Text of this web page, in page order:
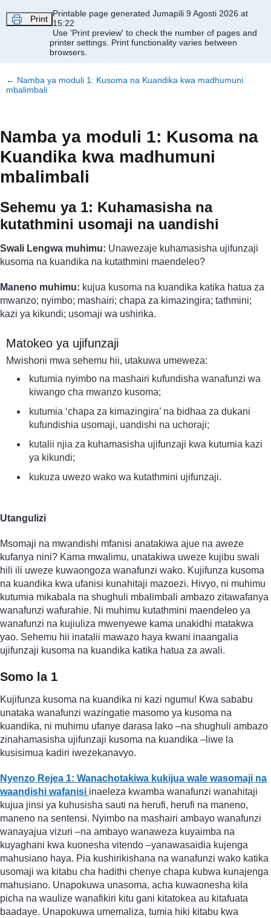
Print
Printable page generated Jumapili 9 Agosti 2026 at
15:22
Use 'Print preview' to check the number of pages and
printer settings. Print functionality varies between
browsers.
← Namba ya moduli 1: Kusoma na Kuandika kwa madhumuni
mbalimbali
Namba ya moduli 1: Kusoma na
Kuandika kwa madhumuni
mbalimbali
Sehemu ya 1: Kuhamasisha na
kutathmini usomaji na uandishi
Swali Lengwa muhimu: Unawezaje kuhamasisha ujifunzaji
kusoma na kuandika na kutathmini maendeleo?
Maneno muhimu: kujua kusoma na kuandika katika hatua za
mwanzo; nyimbo; mashairi; chapa za kimazingira; tathmini;
kazi ya kikundi; usomaji wa ushirika.
Matokeo ya ujifunzaji
Mwishoni mwa sehemu hii, utakuwa umeweza:
kutumia nyimbo na mashairi kufundisha wanafunzi wa
kiwango cha mwanzo kusoma;
kutumia ‘chapa za kimazingira’ na bidhaa za dukani
kufundishia usomaji, uandishi na uchoraji;
kutalii njia za kuhamasisha ujifunzaji kwa kutumia kazi
ya kikundi;
kukuza uwezo wako wa kutathmini ujifunzaji.
Utangulizi
Msomaji na mwandishi mfanisi anatakiwa ajue na aweze
kufanya nini? Kama mwalimu, unatakiwa uweze kujibu swali
hili ili uweze kuwaongoza wanafunzi wako. Kujifunza kusoma
na kuandika kwa ufanisi kunahitaji mazoezi. Hivyo, ni muhimu
kutumia mikabala na shughuli mbalimbali ambazo zitawafanya
wanafunzi wafurahie. Ni muhimu kutathmini maendeleo ya
wanafunzi na kujiuliza mwenyewe kama unakidhi matakwa
yao. Sehemu hii inatalii mawazo haya kwani inaangalia
ujifunzaji kusoma na kuandika katika hatua za awali.
Somo la 1
Kujifunza kusoma na kuandika ni kazi ngumu! Kwa sababu
unataka wanafunzi wazingatie masomo ya kusoma na
kuandika, ni muhimu ufanye darasa lako –na shughuli ambazo
zinahamasisha ujifunzaji kusoma na kuandika –liwe la
kusisimua kadiri iwezekanavyo.
Nyenzo Rejea 1: Wanachotakiwa kukijua wale wasomaji na
waandishi wafanisi inaeleza kwamba wanafunzi wanahitaji
kujua jinsi ya kuhusisha sauti na herufi, herufi na maneno,
maneno na sentensi. Nyimbo na mashairi ambayo wanafunzi
wanayajua vizuri –na ambayo wanaweza kuyaimba na
kuyaghani kwa kuonesha vitendo –yanawasaidia kujenga
mahusiano haya. Pia kushirikishana na wanafunzi wako katika
usomaji wa kitabu cha hadithi chenye chapa kubwa kunajenga
mahusiano. Unapokuwa unasoma, acha kuwaonesha kila
picha na waulize wanafikiri kitu gani kitatokea au kitafuata
baadaye. Unapokuwa umemaliza, tumia hiki kitabu kwa